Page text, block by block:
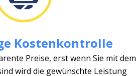
Kostenkontrolle
Preise, erst wenn Sie mit dem
wird die gewünschte Leistung